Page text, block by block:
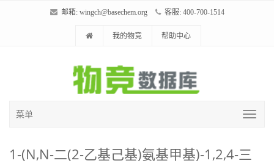
邮箱: wingch@basechem.org 客服: 400-700-1514
我的物竞 帮助中心
菜单
1-(N,N-二(2-乙基己基)氨基甲基)-1,2,4-三